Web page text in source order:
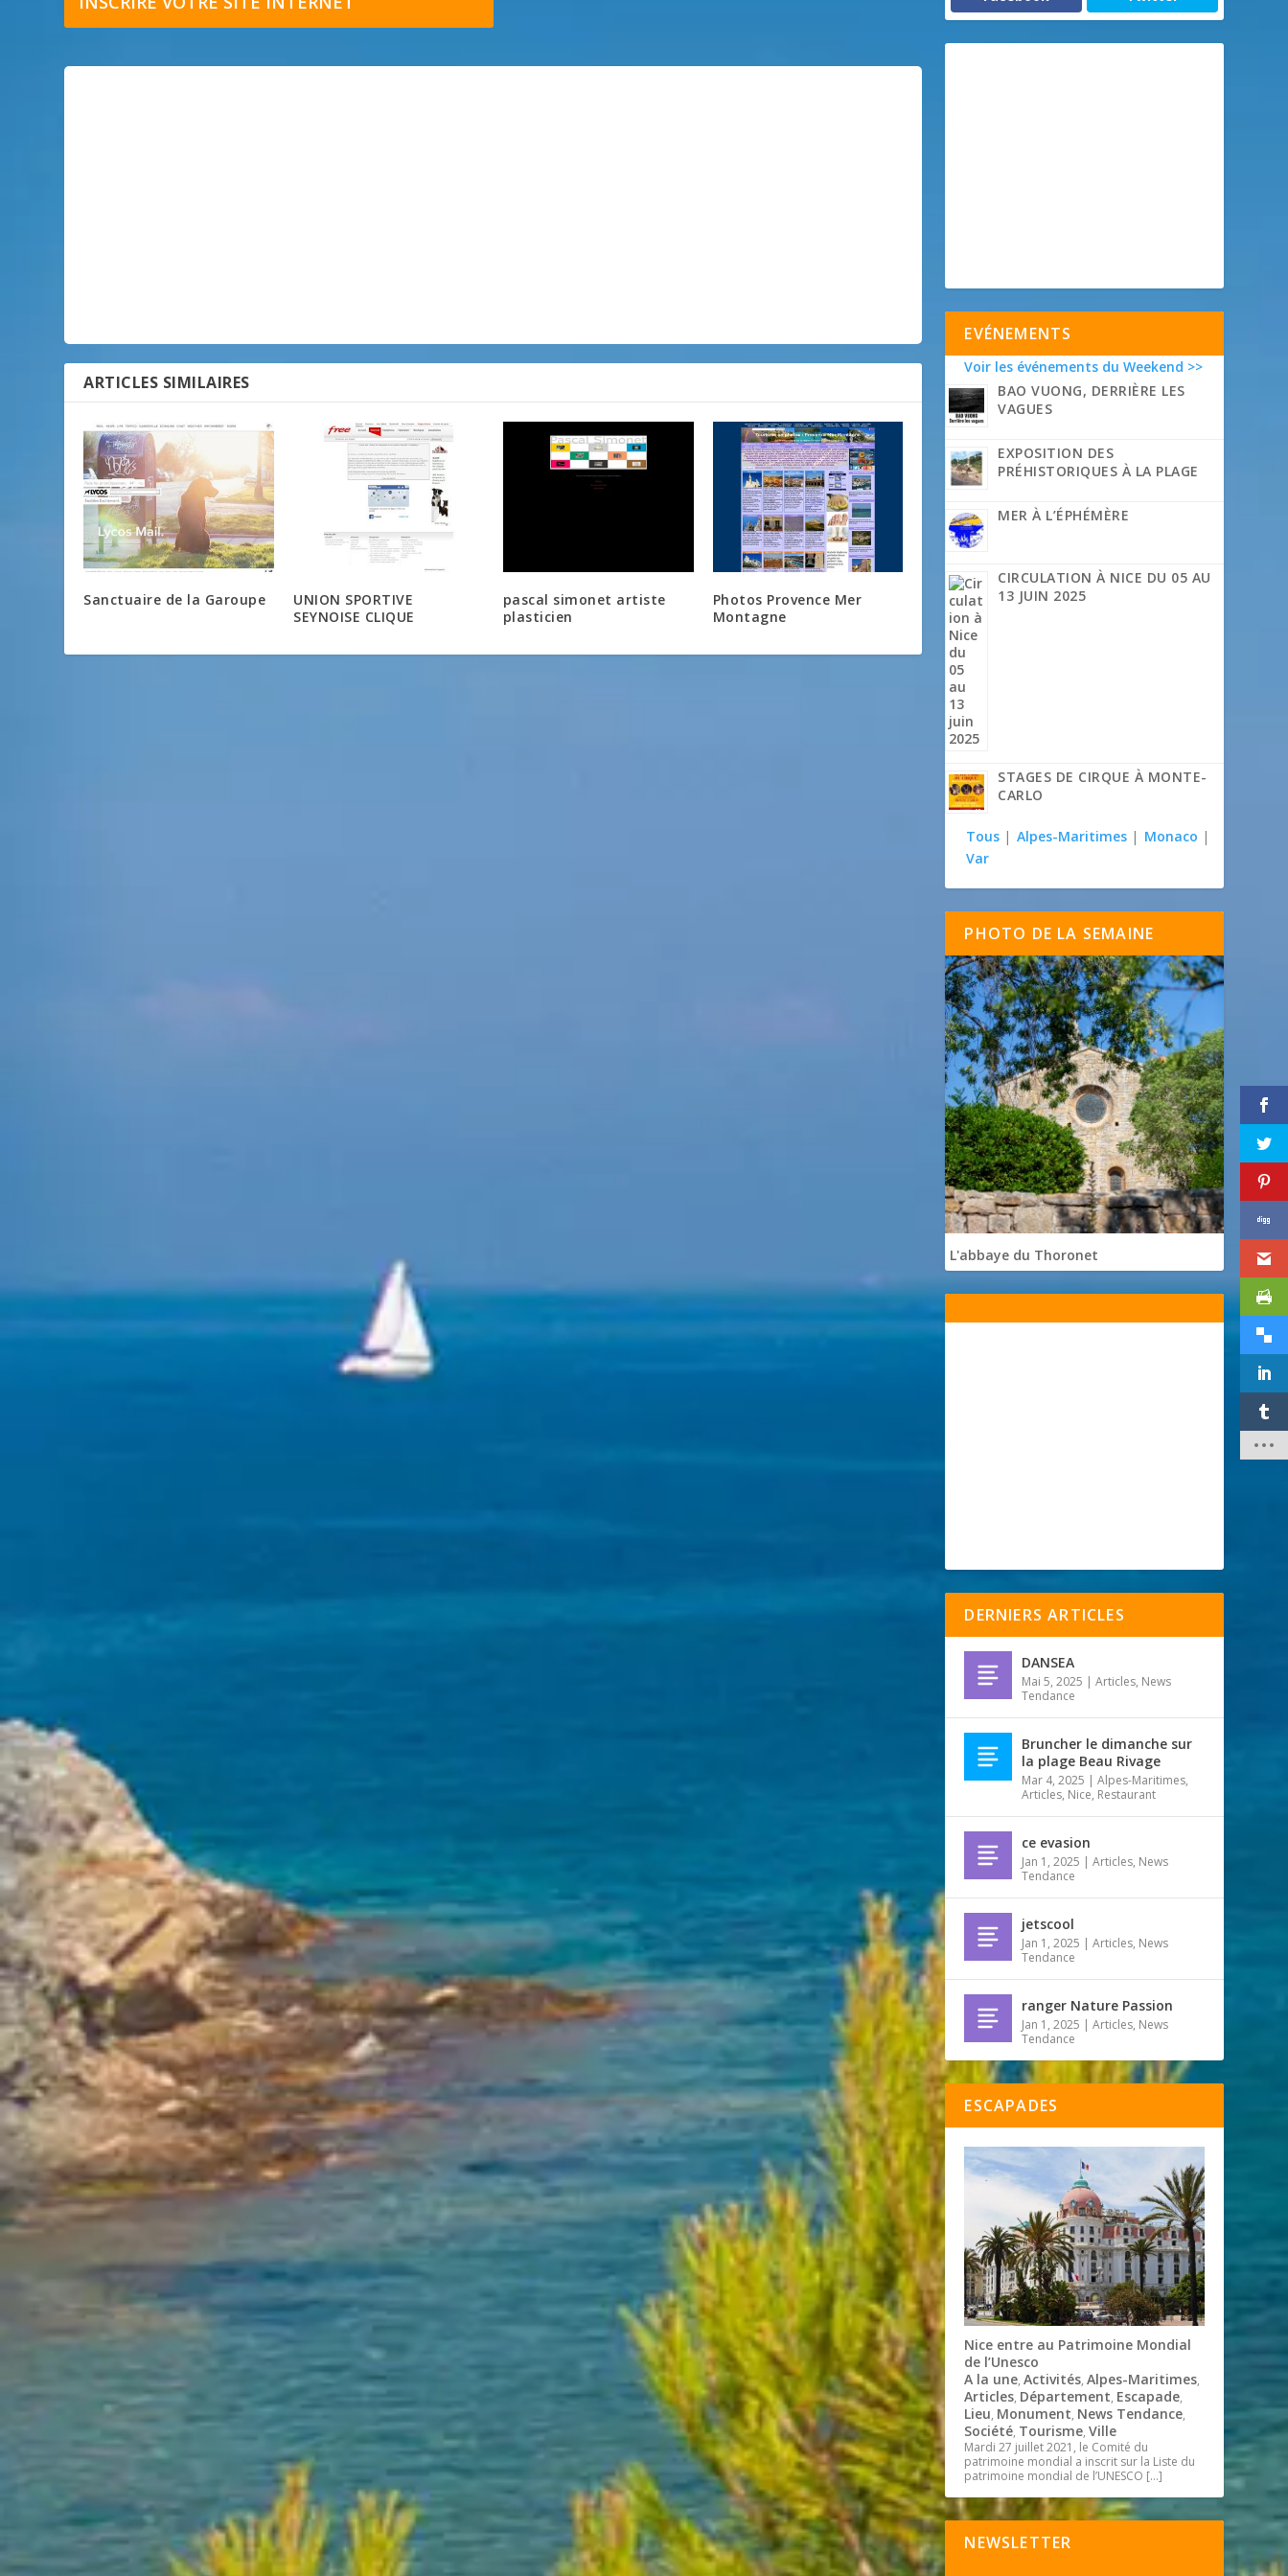
ARTICLES SIMILAIRES
Sanctuaire de la Garoupe
UNION SPORTIVE
SEYNOISE CLIQUE
pascal simonet artiste
plasticien
Photos Provence Mer
Montagne
EVÉNEMENTS
Voir les événements du Weekend >>
BAO VUONG, DERRIÈRE LES
VAGUES
EXPOSITION DES
PRÉHISTORIQUES À LA PLAGE
MER À L’ÉPHÉMÈRE
CIRCULATION À NICE DU 05 AU
13 JUIN 2025
STAGES DE CIRQUE À MONTE-
CARLO
Tous | Alpes-Maritimes | Monaco |
Var
PHOTO DE LA SEMAINE
L'abbaye du Thoronet
DERNIERS ARTICLES
DANSEA
Mai 5, 2025 |Articles, News
Tendance
Bruncher le dimanche sur
la plage Beau Rivage
Mar 4, 2025 |Alpes-Maritimes,
Articles, Nice, Restaurant
ce evasion
Jan 1, 2025 |Articles, News
Tendance
jetscool
Jan 1, 2025 |Articles, News
Tendance
ranger Nature Passion
Jan 1, 2025 |Articles, News
Tendance
ESCAPADES
Nice entre au Patrimoine Mondial
de l’Unesco
A la une,Activités,Alpes-Maritimes,
Articles, Département, Escapade,
Lieu, Monument, News Tendance,
Société, Tourisme,Ville
Mardi 27 juillet 2021, le Comité du
patrimoine mondial a inscrit sur la Liste du
patrimoine mondial de l’UNESCO […]
NEWSLETTER